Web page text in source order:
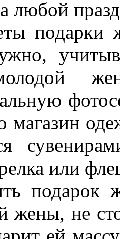
любой
магазин
или
подарок
жены, не